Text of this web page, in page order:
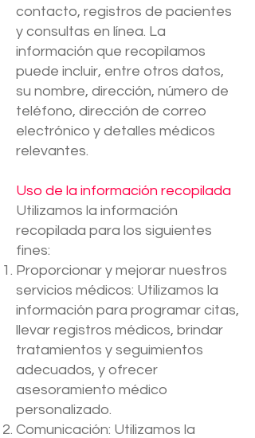
contacto, registros de pacientes
y consultas en línea. La
información que recopilamos
puede incluir, entre otros datos,
su nombre, dirección, número de
teléfono, dirección de correo
electrónico y detalles médicos
relevantes.
Uso de la información recopilada
Utilizamos la información
recopilada para los siguientes
fines:
Proporcionar y mejorar nuestros
servicios médicos: Utilizamos la
información para programar citas,
llevar registros médicos, brindar
tratamientos y seguimientos
adecuados, y ofrecer
asesoramiento médico
personalizado.
Comunicación: Utilizamos la